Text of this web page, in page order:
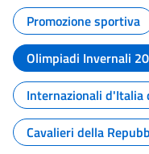
Promozione sportiva
Olimpiadi Invernali
Internazionali d'Italia
Cavalieri della